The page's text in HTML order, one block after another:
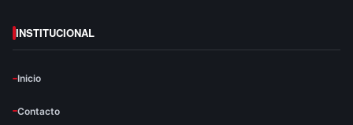
INSTITUCIONAL
Inicio
Contacto